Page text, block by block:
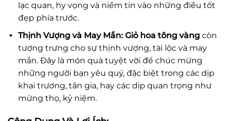
lạc quan, hy vọng và niềm tin vào những điều tốt
đẹp phía trước.
Thịnh Vượng và May Mắn: Giỏ hoa tông vàngcòn
tượng trưng cho sự thịnh vượng, tài lộc và may
mắn. Đây là món quà tuyệt vời để chúc mừng
những người bạn yêu quý, đặc biệt trong các dịp
khai trương, tân gia, hay các dịp quan trọng như
mừng thọ, kỷ niệm.